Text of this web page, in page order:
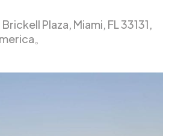
Plaza, Miami, FL 33131,
。